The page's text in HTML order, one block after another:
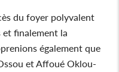
du foyer polyvalent
et finalement la
également que
et Affoué Oklou-